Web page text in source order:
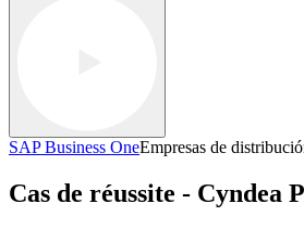
SAP Business OneEmpresas de
Cas de réussite - Cyndea